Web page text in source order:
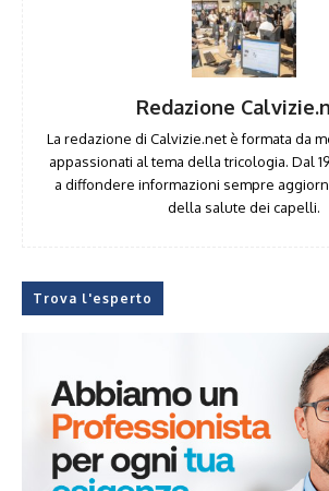
Redazione
La redazione di Calvizie.net è formata da
appassionati al tema della tricologia. Dal
a diffondere informazioni sempre
della salute dei capelli.
Trova l'esperto